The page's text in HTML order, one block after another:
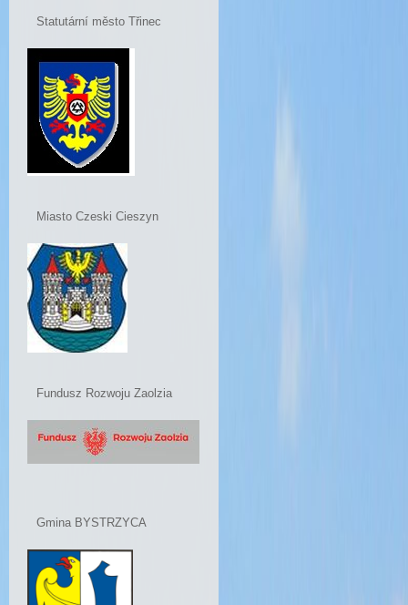
Statutární město Třinec
Miasto Czeski Cieszyn
Fundusz Rozwoju Zaolzia
Gmina BYSTRZYCA